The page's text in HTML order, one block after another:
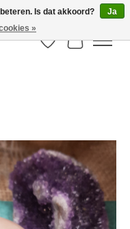
| let op: Verzenden vanaf 29
Verlanglijst
Items
Is dat akkoord?
Ja
»